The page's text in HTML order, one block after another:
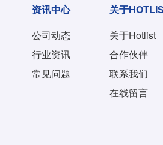
资讯中心
公司动态
行业资讯
常见问题
关于
关于Hotlist
合作伙伴
联系我们
在线留言